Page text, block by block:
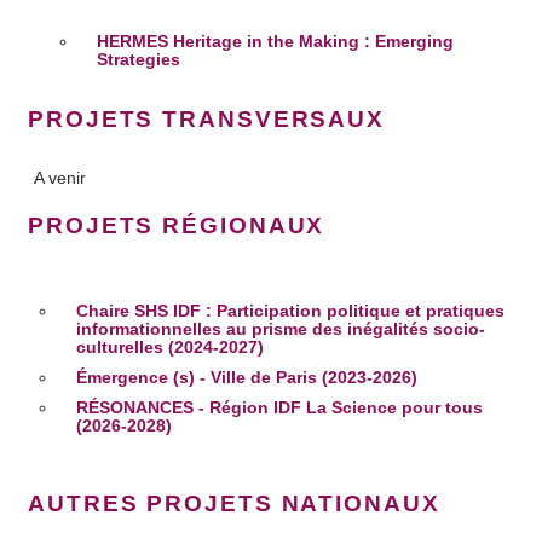
médias sociaux et d'analyser notre trafic. Nous
partageons également des informations sur l'utilisation de
publicité et d'analyse, qui peuvent combiner celles-ci avec
ont collectées lors de votre utilisation de leurs services.
HERMES Heritage in the Making : Emerging
Strategies
PROJETS TRANSVERSAUX
A venir
PROJETS RÉGIONAUX
Chaire SHS IDF : Participation politique et pratiques
informationnelles au prisme des inégalités socio-
culturelles (2024-2027)
Émergence (s) - Ville de Paris (2023-2026)
RÉSONANCES - Région IDF La Science pour tous
(2026-2028)
AUTRES PROJETS NATIONAUX